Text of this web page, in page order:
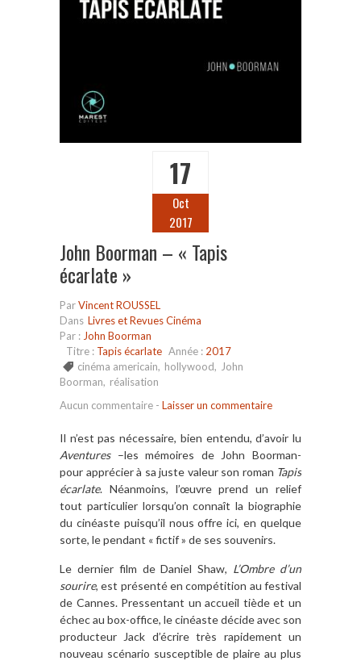
17
Oct
2017
John Boorman – « Tapis
écarlate »
ParVincent ROUSSEL
Dans Livres et Revues Cinéma
Par : John Boorman
Titre : Tapis écarlate Année : 2017
cinéma americain, hollywood, John
Boorman, réalisation
Aucun commentaire - Laisser un commentaire
Il n’est pas nécessaire, bien entendu, d’avoir lu
Aventures–les mémoires de John Boorman-
pour apprécier à sa juste valeur son roman Tapis
écarlate. Néanmoins, l’œuvre prend un relief
tout particulier lorsqu’on connaît la biographie
du cinéaste puisqu’il nous offre ici, en quelque
sorte, le pendant « fictif » de ses souvenirs.
Le dernier film de Daniel Shaw, L’Ombre d’un
sourire, est présenté en compétition au festival
de Cannes. Pressentant un accueil tiède et un
échec au box-office, le cinéaste décide avec son
producteur Jack d’écrire très rapidement un
nouveau scénario susceptible de plaire au plus